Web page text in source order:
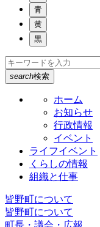
青
黄
黒
search検索
ホーム
お知らせ
行政情報
イベント
ライフイベント
くらしの情報
組織と仕事
皆野町について
皆野町について
町長・議会・広報